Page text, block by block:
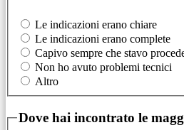
Le indicazioni erano chiare
Le indicazioni erano complete
Capivo sempre che stavo
Non ho avuto problemi tecnici
Altro
Dove hai incontrato le